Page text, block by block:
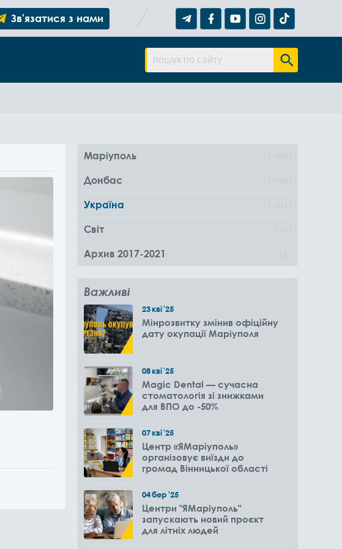
Зв'язатися з нами
Маріуполь
Донбас
Україна
Світ
Архив 2017-2021
Важливі
23кві'25
Мінрозвитку змінив офіційну
дату окупації Маріуполя
08кві'25
Magic Dental — сучасна
стоматологія зі знижками
для ВПО до -50%
07кві'25
Центр «ЯМаріуполь»
організовує виїзди до
громад Вінницької області
04бер'25
Центри "ЯМаріуполь"
запускають новий проєкт
для літніх людей